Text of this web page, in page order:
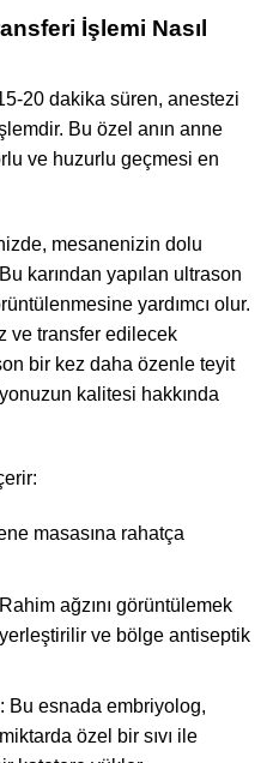
İşlemi Nasıl
20 dakika süren, anestezi
Bu özel anın anne
ve huzurlu geçmesi en
mesanenizin dolu
karından yapılan ultrason
yardımcı olur.
ve transfer edilecek
bir kez daha özenle teyit
kalitesi hakkında
masasına rahatça
ağzını görüntülemek
ve bölge antiseptik
Bu esnada embriyolog,
özel bir sıvı ile